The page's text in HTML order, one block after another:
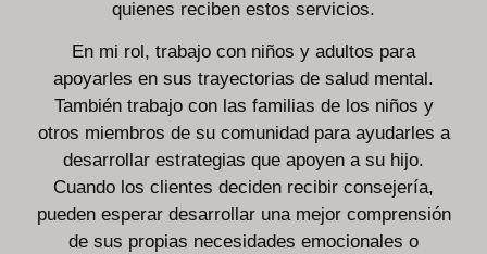
quienes reciben estos servicios.
En mi rol, trabajo con niños y adultos para
apoyarles en sus trayectorias de salud mental.
También trabajo con las familias de los niños y
otros miembros de su comunidad para ayudarles a
desarrollar estrategias que apoyen a su hijo.
Cuando los clientes deciden recibir consejería,
pueden esperar desarrollar una mejor comprensión
de sus propias necesidades emocionales o